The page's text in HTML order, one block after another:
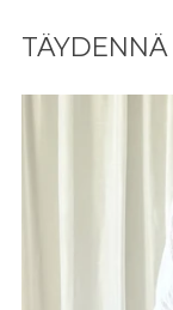
ostoskoriisi